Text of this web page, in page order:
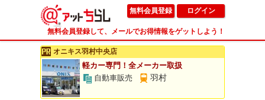
無料会員登録 ログイン
無料会員登録して、メールでお得情報をゲットしよう！
オニキス羽村中央店
軽カー専門！全メーカー取扱
自動車販売
羽村